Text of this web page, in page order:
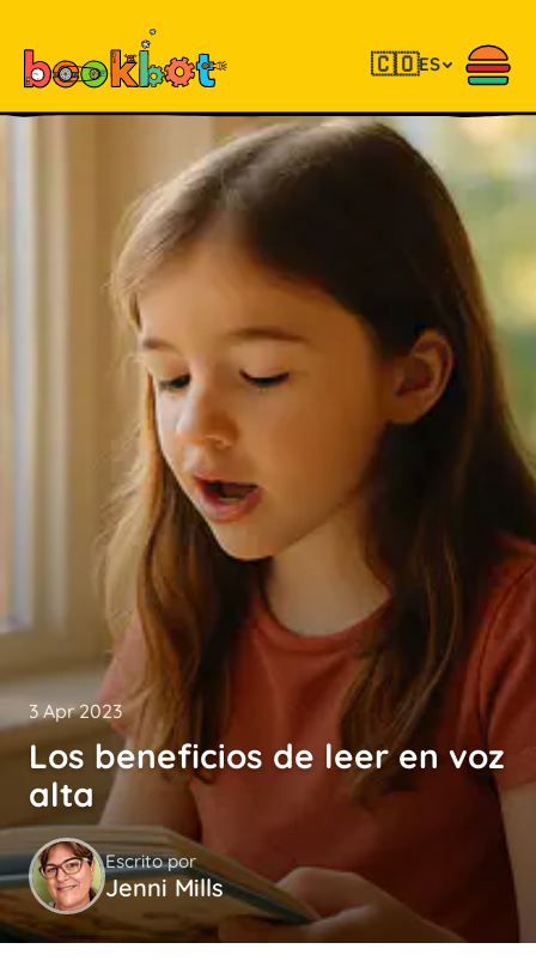
🇨🇴ES
3 Apr 2023
Los beneficios de leer en voz
alta
Escrito por
Jenni Mills